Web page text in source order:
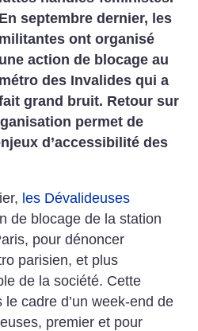
En septembre dernier, les
militantes ont organisé
une action de blocage au
métro des Invalides qui a
grand bruit. Retour sur
permet de
d’accessibilité des
les Dévalideuses
de blocage de la station
pour dénoncer
parisien, et plus
de la société. Cette
le cadre d’un week-end de
premier et pour